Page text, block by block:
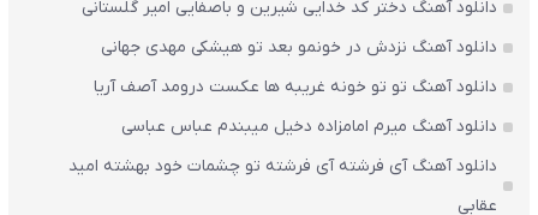
دانلود آهنگ دختر کد خدایی شیرین و باصفایی امیر گلستانی
دانلود آهنگ نزدش در خونمو بعد تو هیشکی مهدی جهانی
دانلود آهنگ تو تو خونه غریبه ها عکست درومد آصف آریا
دانلود آهنگ میرم امامزاده دخیل میبندم عباس عباسی
دانلود آهنگ آی فرشته آی فرشته تو چشمات خود بهشته امید
عقابی